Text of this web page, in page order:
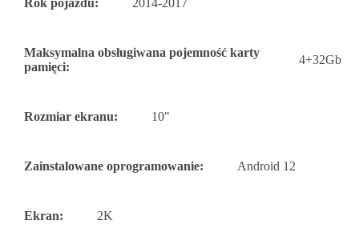
Rok pojazdu: 2014-2017
Maksymalna obsługiwana pojemność karty
pamięci:
4+32Gb
Rozmiar ekranu: 10"
Zainstalowane oprogramowanie: Android 12
Ekran: 2K